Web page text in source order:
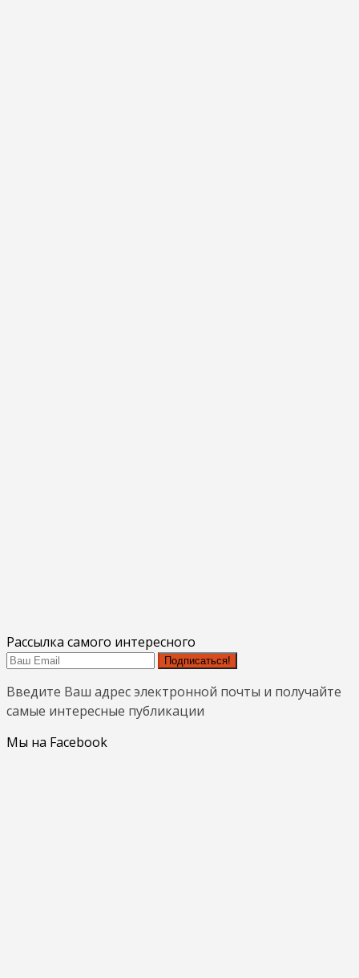
Рассылка самого интересного
Подписаться!
Введите Ваш адрес электронной почты и получайте
самые интересные публикации
Мы на Facebook